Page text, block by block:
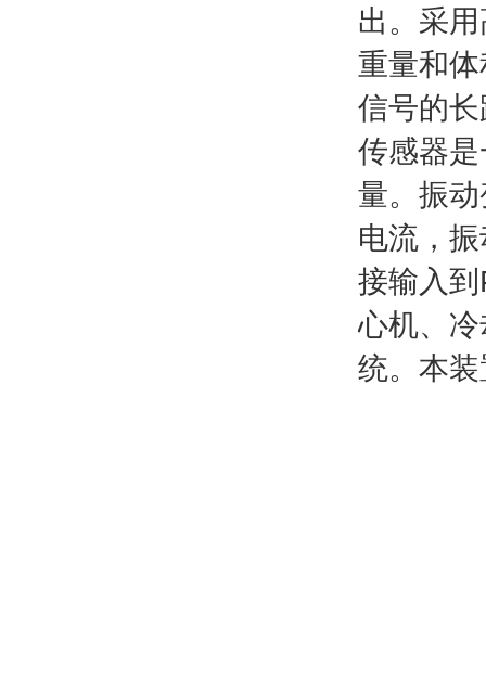
出。采
重量和
信号的
传感器
量。振
电流，
接输入
心机、
统。本